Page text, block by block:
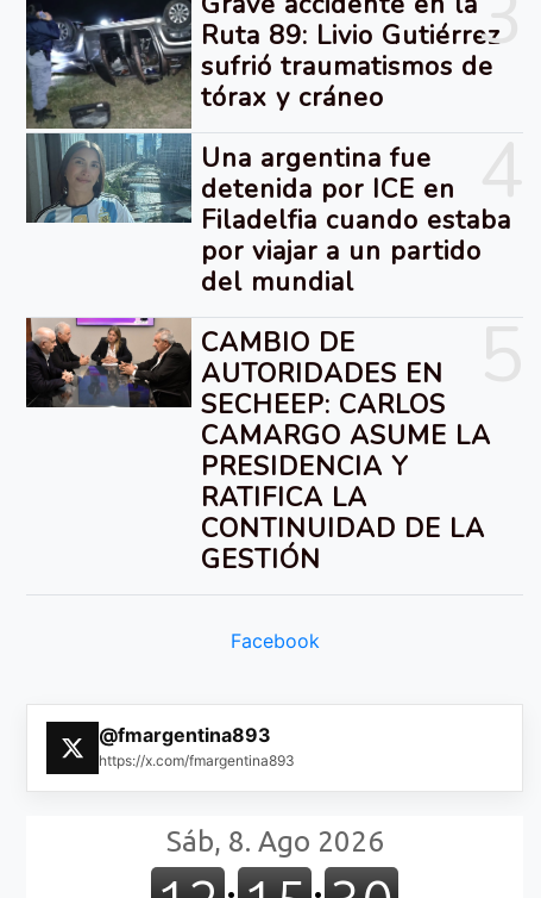
Ruta 89: Livio Gutiérrez
sufrió traumatismos de
tórax y cráneo
Una argentina fue
detenida por ICE en
Filadelfia cuando estaba
por viajar a un partido
del mundial
CAMBIO DE
AUTORIDADES EN
SECHEEP: CARLOS
CAMARGO ASUME LA
PRESIDENCIA Y
RATIFICA LA
CONTINUIDAD DE LA
GESTIÓN
Facebook
@fmargentina893
https://x.com/fmargentina893